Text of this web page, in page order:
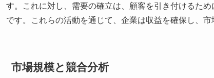
す。これに対し、需要の確立は、顧客を引き付けるた
です。これらの活動を通じて、企業は収益を確保し、
市場規模と競合分析